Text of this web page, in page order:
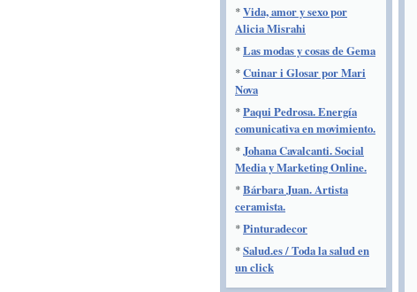
*Vida, amor y sexo por
Alicia Misrahi
*Las modas y cosas de Gema
*Cuinar i Glosar por Mari
Nova
*Paqui Pedrosa. Energía
comunicativa en movimiento.
*Johana Cavalcanti. Social
Media y Marketing Online.
*Bárbara Juan. Artista
ceramista.
*Pinturadecor
*Salud.es / Toda la salud en
un click